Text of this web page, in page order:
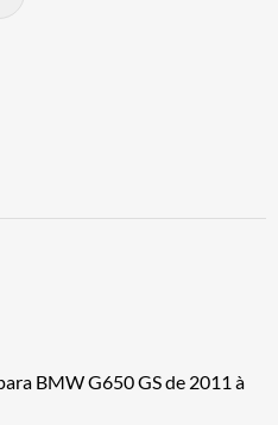
BMW G650 GS de 2011 à